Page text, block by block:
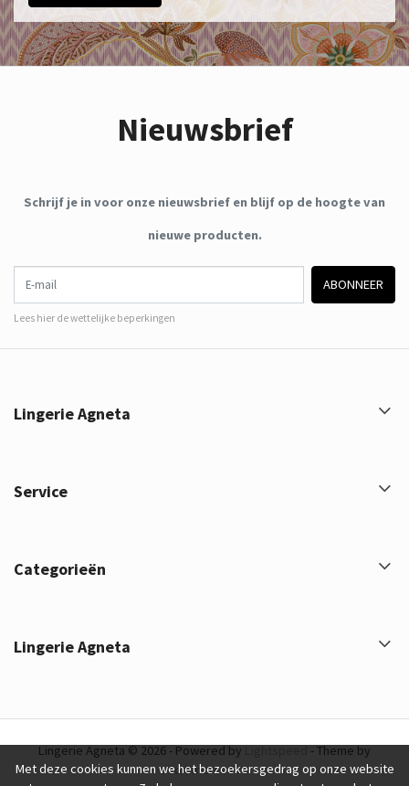
Nieuwsbrief
Schrijf je in voor onze nieuwsbrief en blijf op de hoogte van
nieuwe producten.
ABONNEER
Lees hier de wettelijke beperkingen
Lingerie Agneta
Service
Categorieën
Lingerie Agneta
Lingerie Agneta © 2026 - Powered byLightspeed- Theme by
eCommerce Pro
Met deze cookies kunnen we het bezoekersgedrag op onze website